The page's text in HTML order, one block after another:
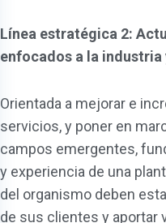
Línea estratégica 2:
enfocados a la industria
Orientada a mejorar e
servicios, y poner en
campos emergentes,
y experiencia de una
del organismo deben
de sus clientes y aportar